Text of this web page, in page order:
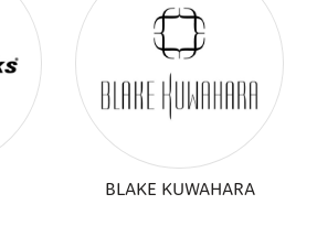
BLAKE KUWAHARA